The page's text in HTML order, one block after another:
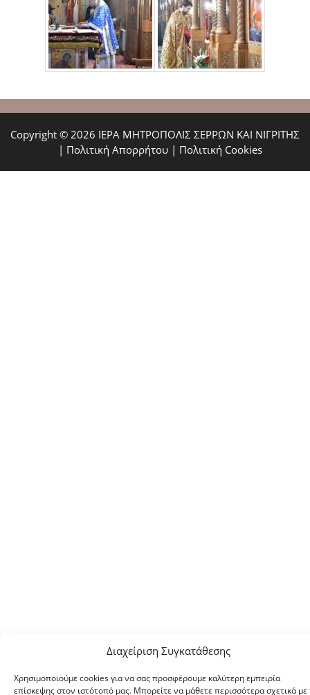
Διαχείριση Συγκατάθεσης
Χρησιμοποιούμε cookies για να σας προσφέρουμε καλύτερη εμπειρία
επίσκεψης στον ιστότοπό μας. Μπορείτε να μάθετε περισσότερα σχετικά με
Copyright © 2026 ΙΕΡΑ ΜΗΤΡΟΠΟΛΙΣ ΣΕΡΡΩΝ ΚΑΙ ΝΙΓΡΙΤΗΣ
| Πολιτική Απορρήτου | Πολιτική Cookies